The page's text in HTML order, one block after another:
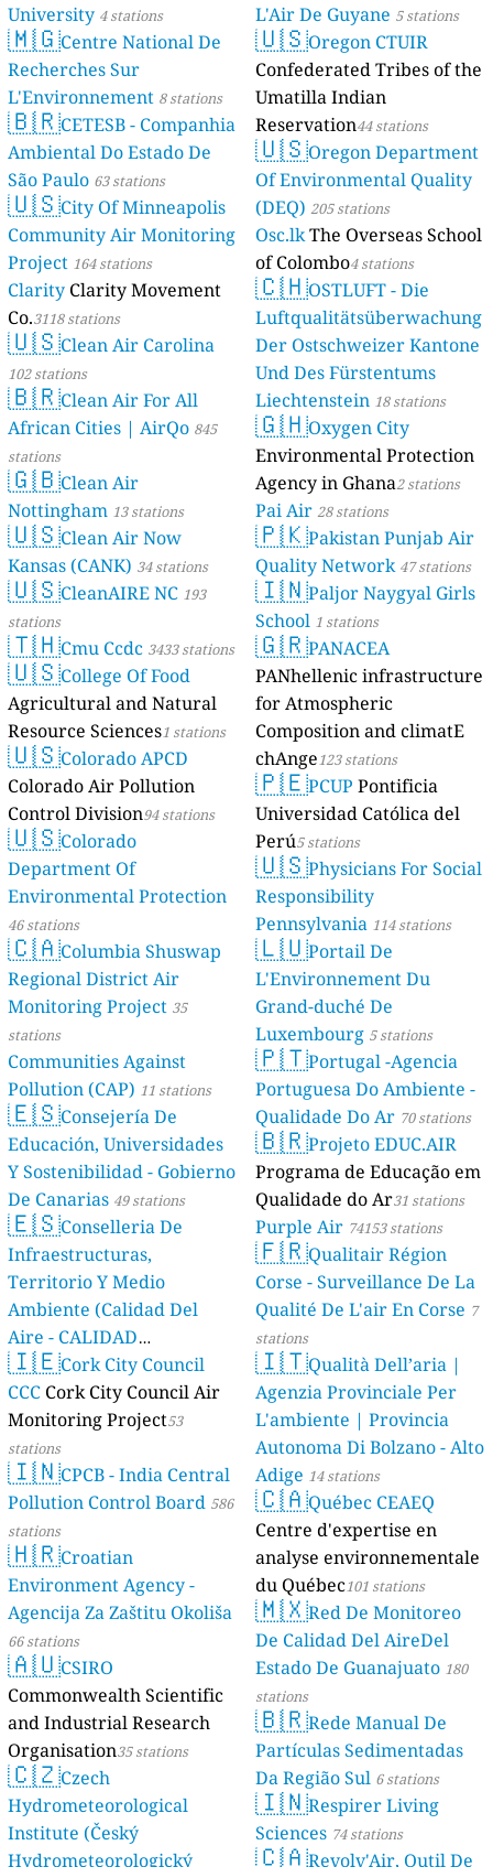
University 4 stations
🇲🇬Centre National De
Recherches Sur
L'Environnement 8 stations
🇧🇷CETESB - Companhia
Ambiental Do Estado De
São Paulo 63 stations
🇺🇸City Of Minneapolis
Community Air Monitoring
Project 164 stations
Clarity Clarity Movement
Co.3118 stations
🇺🇸Clean Air Carolina
102 stations
🇧🇷Clean Air For All
African Cities | AirQo 845
stations
🇬🇧Clean Air
Nottingham 13 stations
🇺🇸Clean Air Now
Kansas (CANK) 34 stations
🇺🇸CleanAIRE NC 193
stations
🇹🇭Cmu Ccdc 3433 stations
🇺🇸College Of Food
Agricultural and Natural
Resource Sciences1 stations
🇺🇸Colorado APCD
Colorado Air Pollution
Control Division94 stations
🇺🇸Colorado
Department Of
Environmental Protection
46 stations
🇨🇦Columbia Shuswap
Regional District Air
Monitoring Project 35
stations
Communities Against
Pollution (CAP) 11 stations
🇪🇸Consejería De
Educación, Universidades
Y Sostenibilidad - Gobierno
De Canarias 49 stations
🇪🇸Conselleria De
Infraestructuras,
Territorio Y Medio
Ambiente (Calidad Del
Aire - CALIDAD
AMBIENTAL) 23 stations
🇮🇪Cork City Council
CCC Cork City Council Air
Monitoring Project53
stations
🇮🇳CPCB - India Central
Pollution Control Board 586
stations
🇭🇷Croatian
Environment Agency -
Agencija Za Zaštitu Okoliša
66 stations
🇦🇺CSIRO
Commonwealth Scientific
and Industrial Research
Organisation35 stations
🇨🇿Czech
Hydrometeorological
Institute (Český
Hydrometeorologický
L'Air De Guyane 5 stations
🇺🇸Oregon CTUIR
Confederated Tribes of the
Umatilla Indian
Reservation44 stations
🇺🇸Oregon Department
Of Environmental Quality
(DEQ) 205 stations
Osc.lkThe Overseas School
of Colombo4 stations
🇨🇭OSTLUFT - Die
Luftqualitätsüberwachung
Der Ostschweizer Kantone
Und Des Fürstentums
Liechtenstein 18 stations
🇬🇭Oxygen City
Environmental Protection
Agency in Ghana2 stations
Pai Air 28 stations
🇵🇰Pakistan Punjab Air
Quality Network 47 stations
🇮🇳Paljor Naygyal Girls
School 1 stations
🇬🇷PANACEA
PANhellenic infrastructure
for Atmospheric
Composition and climatE
chAnge123 stations
🇵🇪PCUP Pontificia
Universidad Católica del
Perú5 stations
🇺🇸Physicians For Social
Responsibility
Pennsylvania 114 stations
🇱🇺Portail De
L'Environnement Du
Grand-duché De
Luxembourg 5 stations
🇵🇹Portugal -Agencia
Portuguesa Do Ambiente -
Qualidade Do Ar 70 stations
🇧🇷Projeto EDUC.AIR
Programa de Educação em
Qualidade do Ar31 stations
Purple Air 74153 stations
🇫🇷Qualitair Région
Corse - Surveillance De La
Qualité De L'air En Corse 7
stations
🇮🇹Qualità Dell’aria |
Agenzia Provinciale Per
L'ambiente | Provincia
Autonoma Di Bolzano - Alto
Adige 14 stations
🇨🇦Québec CEAEQ
Centre d'expertise en
analyse environnementale
du Québec101 stations
🇲🇽Red De Monitoreo
De Calidad Del AireDel
Estado De Guanajuato 180
stations
🇧🇷Rede Manual De
Partículas Sedimentadas
Da Região Sul 6 stations
🇮🇳Respirer Living
Sciences 74 stations
🇨🇦Revolv'Air, Outil De